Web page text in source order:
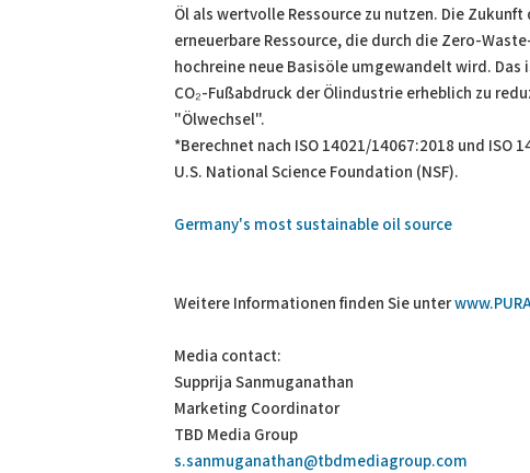
Öl als wertvolle Ressource zu nutzen. Die
erneuerbare Ressource, die durch die Zero-
hochreine neue Basisöle umgewandelt wird. Das
CO₂-Fußabdruck der Ölindustrie erheblich zu
"Ölwechsel".
*Berechnet nach ISO 14021/14067:2018 und ISO
U.S. National Science Foundation (NSF).
Germany's most sustainable oil source
Weitere Informationen finden Sie unter
Media contact:
Supprija Sanmuganathan
Marketing Coordinator
TBD Media Group
s.sanmuganathan@tbdmediagroup.com